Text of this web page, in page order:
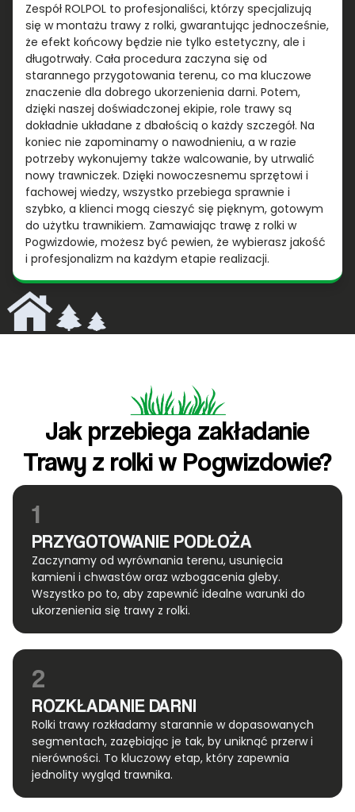
Zespół ROLPOL to profesjonaliści, którzy specjalizują
się w montażu trawy z rolki, gwarantując jednocześnie,
że efekt końcowy będzie nie tylko estetyczny, ale i
długotrwały. Cała procedura zaczyna się od
starannego przygotowania terenu, co ma kluczowe
znaczenie dla dobrego ukorzenienia darni. Potem,
dzięki naszej doświadczonej ekipie, role trawy są
dokładnie układane z dbałością o każdy szczegół. Na
koniec nie zapominamy o nawodnieniu, a w razie
potrzeby wykonujemy także walcowanie, by utrwalić
nowy trawniczek. Dzięki nowoczesnemu sprzętowi i
fachowej wiedzy, wszystko przebiega sprawnie i
szybko, a klienci mogą cieszyć się pięknym, gotowym
do użytku trawnikiem. Zamawiając trawę z rolki w
Pogwizdowie, możesz być pewien, że wybierasz jakość
i profesjonalizm na każdym etapie realizacji.
Jak przebiega zakładanie
Trawy z rolki w Pogwizdowie?
1
PRZYGOTOWANIE PODŁOŻA
Zaczynamy od wyrównania terenu, usunięcia
kamieni i chwastów oraz wzbogacenia gleby.
Wszystko po to, aby zapewnić idealne warunki do
ukorzenienia się trawy z rolki.
2
ROZKŁADANIE DARNI
Rolki trawy rozkładamy starannie w dopasowanych
segmentach, zazębiając je tak, by uniknąć przerw i
nierówności. To kluczowy etap, który zapewnia
jednolity wygląd trawnika.